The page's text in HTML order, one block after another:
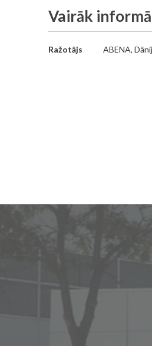
Vairāk
Vairāk
Ražotājs ABENA,